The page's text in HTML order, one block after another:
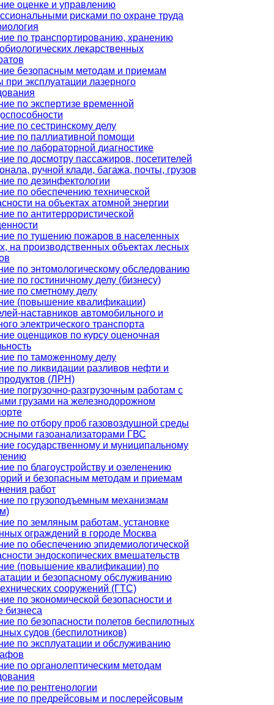
оценке и управлению
рисками по охране труда
по транспортированию, хранению
лекарственных
безопасным методам и приемам
при эксплуатации лазерного
по экспертизе временной
по сестринскому делу
по паллиативной помощи
по лабораторной диагностике
по досмотру пассажиров, посетителей
ручной клади, багажа, почты, грузов
по дезинфектологии
по обеспечению технической
на объектах атомной энергии
по антитеррористической
по тушению пожаров в населенных
на производственных объектах лесных
по энтомологическому обследованию
по гостиничному делу (бизнесу)
по сметному делу
(повышение квалификации)
наставников автомобильного и
электрического транспорта
оценщиков по курсу оценочная
по таможенному делу
по ликвидации разливов нефти и
(ЛРН)
погрузочно-разгрузочным работам с
грузами на железнодорожном
по отбору проб газовоздушной среды
газоанализаторами ГВС
государственному и муниципальному
по благоустройству и озеленению
и безопасным методам и приемам
работ
по грузоподъемным механизмам
по земляным работам, установке
ограждений в городе Москва
по обеспечению эпидемиологической
эндоскопических вмешательств
(повышение квалификации) по
и безопасному обслуживанию
сооружений (ГТС)
по экономической безопасности и
бизнеса
по безопасности полетов беспилотных
судов (беспилотников)
по эксплуатации и обслуживанию
по органолептическим методам
по рентгенологии
по предрейсовым и послерейсовым